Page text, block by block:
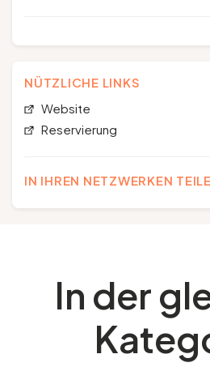
NÜTZLICHE LINKS
Website
Reservierung
IN IHREN NETZWERKEN
In der